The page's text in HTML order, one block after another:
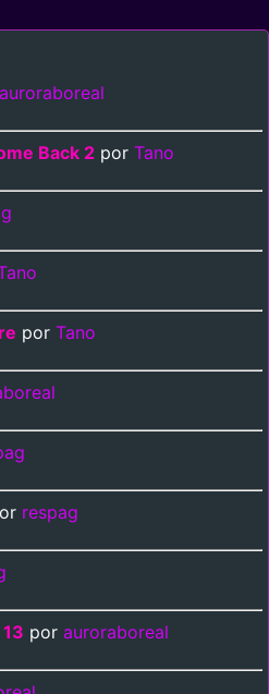
auroraboreal
Back 2 por Tano
por Tano
respag
por auroraboreal